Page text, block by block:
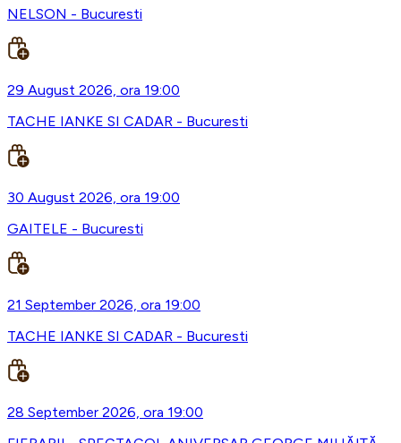
NELSON - Bucuresti
29 August 2026, ora 19:00
TACHE IANKE SI CADAR - Bucuresti
30 August 2026, ora 19:00
GAITELE - Bucuresti
21 September 2026, ora 19:00
TACHE IANKE SI CADAR - Bucuresti
28 September 2026, ora 19:00